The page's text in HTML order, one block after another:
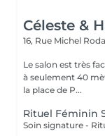
Céleste &
16, Rue Michel
Le salon est très facile d'accès :
à seulement 40 mètres. Arrêt de tram à proximité
la place de P...
Rituel Féminin